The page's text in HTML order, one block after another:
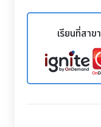
เรียนที่สาขา